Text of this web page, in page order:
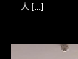
人 […]